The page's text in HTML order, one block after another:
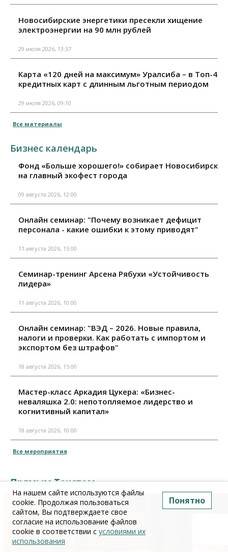
Новосибирские энергетики пресекли хищение
электроэнергии на 90 млн рублей
29 июля 2026, 13:37
Карта «120 дней на максимум» Уралсиба – в Топ-4
кредитных карт с длинным льготным периодом
29 июля 2026, 09:10
Все материалы
Бизнес календарь
Фонд «Больше хорошего!» собирает Новосибирск
на главный экофест города
09 августа 2026, 12:00
Онлайн семинар: "Почему возникает дефицит
персонала - какие ошибки к этому приводят"
11 августа 2026, 15:00
Семинар-тренинг Арсена Рябухи «Устойчивость
лидера»
11 августа 2026, 10:00
Онлайн семинар: "ВЭД – 2026. Новые правила,
налоги и проверки. Как работать с импортом и
экспортом без штрафов"
18 августа 2026, 15:00
Мастер-класс Аркадия Цукера: «Бизнес-
неваляшка 2.0: непотопляемое лидерство и
когнитивный капитал»
18 августа 2026, 10:00
Все мероприятия
Прямым Текстом
На нашем сайте используются файлы
cookie. Продолжая пользоваться
сайтом, Вы подтверждаете свое
согласие на использование файлов
cookie в соответствии с условиями их
использования
Понятно